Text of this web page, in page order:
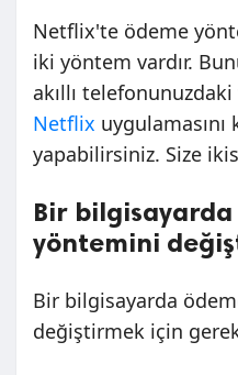
Netflix'te ödeme
iki yöntem vardır.
akıllı
Netflix
yapabilirsiniz. Size
Bir
yöntemini
Bir bilgisayarda
değiştirmek için